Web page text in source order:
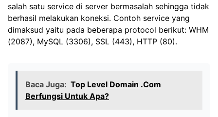
salah satu service di server bermasalah sehingga tidak
berhasil melakukan koneksi. Contoh service yang
dimaksud yaitu pada beberapa protocol berikut: WHM
(2087), MySQL (3306), SSL (443), HTTP (80).
Baca Juga: Top Level Domain .Com
Berfungsi Untuk Apa?